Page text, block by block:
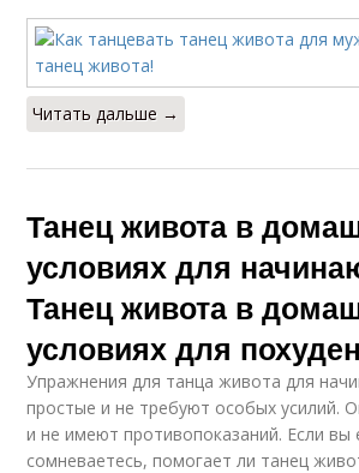
Читать дальше →
Танец живота в
условиях для
Танец живота в
условиях для
Упражнения для танца живота для
простые и не требуют особых усилий.
и не имеют противопоказаний. Если вы
сомневаетесь, помогает ли танец